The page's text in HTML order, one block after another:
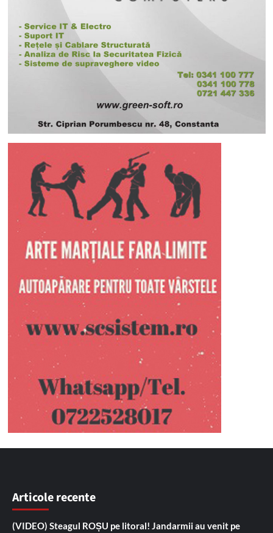
Articole recente
(VIDEO) Steagul ROȘU pe litoral! Jandarmii au venit pe